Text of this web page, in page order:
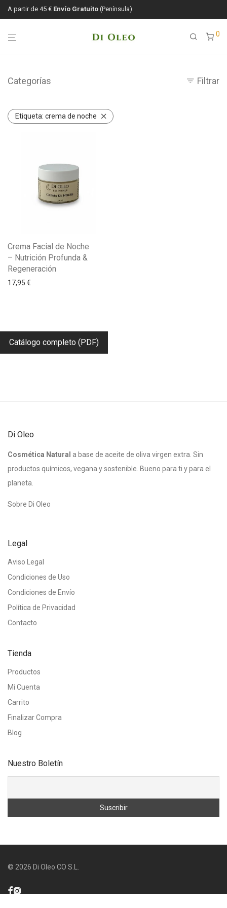
A partir de 45 € Envío Gratuito (Península)
0
Categorías Filtrar
Etiqueta: crema de noche
Crema Facial de Noche
– Nutrición Profunda &
Regeneración
17,95 €
Catálogo completo (PDF)
Di Oleo
Cosmética Natural a base de aceite de oliva virgen extra. Sin
productos químicos, vegana y sostenible. Bueno para ti y para el
planeta.
Sobre Di Oleo
Legal
Aviso Legal
Condiciones de Uso
Condiciones de Envío
Política de Privacidad
Contacto
Tienda
Productos
Mi Cuenta
Carrito
Finalizar Compra
Blog
Nuestro Boletín
© 2026 Di Oleo CO S.L.